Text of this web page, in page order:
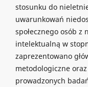
stosunku do
uwarunkowań
społecznego osób z
intelektualną w
zaprezentowano
metodologiczne
prowadzonych